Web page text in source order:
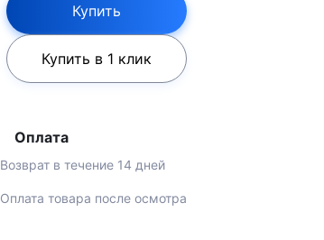
Купить
Купить в 1 клик
Оплата
Возврат в течение 14 дней
Оплата товара после осмотра